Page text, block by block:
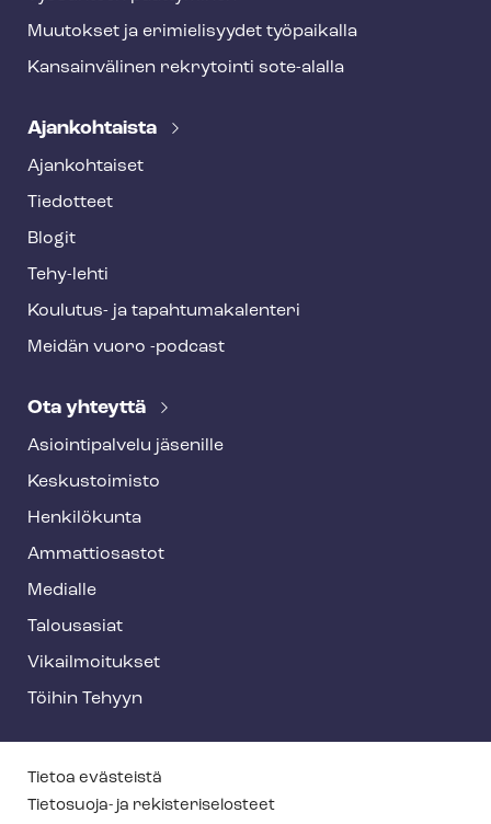
Muutokset ja erimielisyydet työpaikalla
Kansainvälinen rekrytointi sote-alalla
Ajankohtaista
Ajankohtaiset
Tiedotteet
Blogit
Tehy-lehti
Koulutus- ja ta­pah­tu­ma­ka­len­te­ri
Meidän vuoro -podcast
Ota yhteyttä
Asioin­ti­pal­ve­lu jäsenille
Keskustoimisto
Henkilökunta
Ammattiosastot
Medialle
Talousasiat
Vi­kail­moi­tuk­set
Töihin Tehyyn
T
e
Tietoa evästeistä
Tietosuoja- ja re­kis­te­ri­se­los­teet